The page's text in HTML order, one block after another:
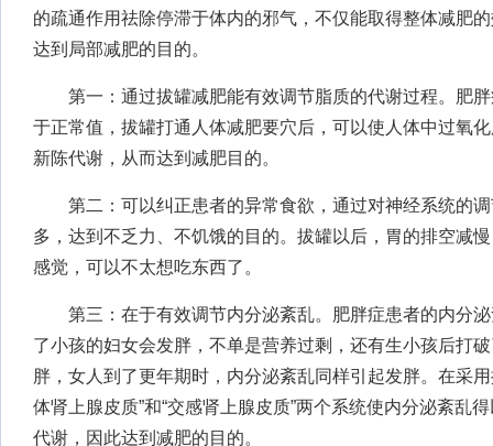
的疏通作用祛除停滞于体内的邪气，不仅能取得整体减肥
达到局部减肥的目的。
第一：通过拔罐减肥能有效调节脂质的代谢过程。肥胖
于正常值，拔罐打通人体减肥要穴后，可以使人体中过氧
新陈代谢，从而达到减肥目的。
第二：可以纠正患者的异常食欲，通过对神经系统的调
多，达到不乏力、不饥饿的目的。拔罐以后，胃的排空减
感觉，可以不太想吃东西了。
第三：在于有效调节内分泌紊乱。肥胖症患者的内分泌
了小孩的妇女会发胖，不单是营养过剩，还有生小孩后打
胖，女人到了更年期时，内分泌紊乱同样引起发胖。在采
体肾上腺皮质”和“交感肾上腺皮质”两个系统使内分泌紊乱
代谢，因此达到减肥的目的。